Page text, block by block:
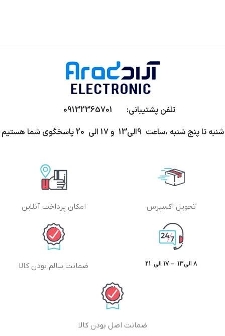
تلفن پشتیبانی: 09132365701
شنبه تا پنج شنبه ،ساعت 9الی13 و 17 الی 20 پاسخگوی شما هستیم
تحویل اکسپرس امکان پرداخت آنلاین
8 الی13 – 17 الی 21 ضمانت سالم بودن کالا
ضمانت اصل بودن کالا